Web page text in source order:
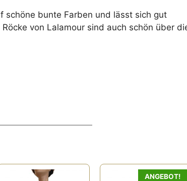
schöne bunte Farben und lässt sich gut
von Lalamour sind auch schön über
ANGEBOT!